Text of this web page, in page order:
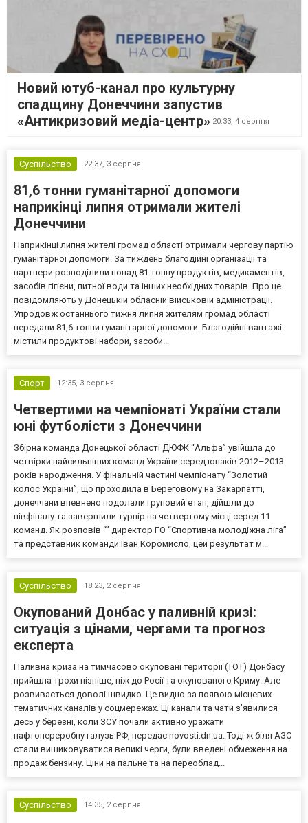
Новий ютуб-канал про культурну
спадщину Донеччини запустив
«Антикризовий медіа-центр» 20:33, 4 серпня
Суспільство 22:37, 3 серпня
81,6 тонни гуманітарної допомоги
наприкінці липня отримали жителі
Донеччини
Наприкінці липня жителі громад області отримали чергову партію
гуманітарної допомоги. За тиждень благодійні організації та
партнери розподілили понад 81 тонну продуктів, медикаментів,
засобів гігієни, питної води та інших необхідних товарів. Про це
повідомляють у Донецькій обласній військовій адміністрації.
Упродовж останнього тижня липня жителям громад області
передали 81,6 тонни гуманітарної допомоги. Благодійні вантажі
містили продуктові набори, засоби...
Спорт 12:35, 3 серпня
Четвертими на чемпіонаті України стали
юні футболісти з Донеччини
Збірна команда Донецької області ДЮФК “Альфа” увійшла до
четвірки найсильніших команд України серед юнаків 2012–2013
років народження. У фінальній частині чемпіонату “Золотий
колос України”, що проходила в Береговому на Закарпатті,
донеччани впевнено подолали груповий етап, дійшли до
півфіналу та завершили турнір на четвертому місці серед 11
команд. Як розповів “” директор ГО “Спортивна молодіжна ліга”
та представник команди Іван Коромисло, цей результат м...
Суспільство 18:23, 2 серпня
Окупований Донбас у паливній кризі:
ситуація з цінами, чергами та прогноз
експерта
Паливна криза на тимчасово окуповані території (ТОТ) Донбасу
прийшла трохи пізніше, ніж до Росії та окупованого Криму. Але
розвивається доволі швидко. Це видно за появою місцевих
тематичних каналів у соцмережах. Ці канали та чати з’явилися
десь у березні, коли ЗСУ почали активно уражати
нафтопереробну галузь РФ, передає novosti.dn.ua. Тоді ж біля АЗС
стали вишиковуватися великі черги, були введені обмеження на
продаж бензину. Ціни на пальне та на переоблад...
Суспільство 14:35, 2 серпня